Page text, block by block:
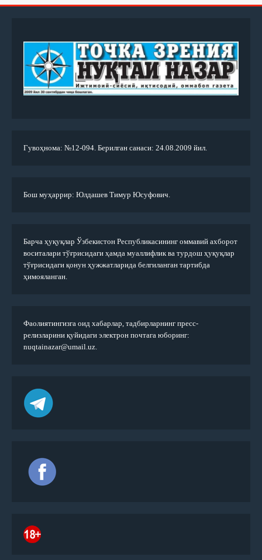
Гувоҳнома: №12-094. Берилган санаси: 24.08.2009 йил.
Бош муҳаррир: Юлдашев Тимур Юсуфович.
Барча ҳуқуқлар Ўзбекистон Республикасининг оммавий ахборот
воситалари тўғрисидаги ҳамда муаллифлик ва турдош ҳуқуқлар
тўғрисидаги қонун ҳужжатларида белгиланган тартибда
ҳимояланган.
Фаолиятингизга оид хабарлар, тадбирларнинг пресс-
релизларини қуйидаги электрон почтага юборинг:
nuqtainazar@umail.uz.